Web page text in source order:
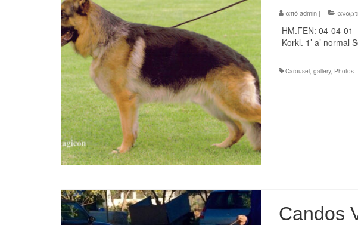
απόadmin|
ΗΜ.ΓΕΝ: 04-04-01 |
Korkl. 1’ a’ normal
Carousel, gallery, Photos
Candos